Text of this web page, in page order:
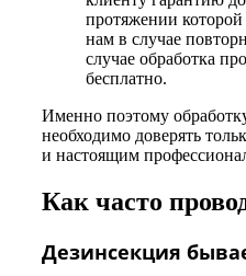
протяжении
нам в случае
случае обработка
бесплатно.
Именно поэтому
необходимо доверять
и настоящим
Как часто
Дезинсекция